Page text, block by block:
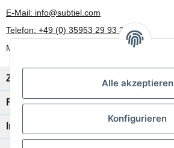
Alle akzeptieren
Konfigurieren
E-Mail: info@subtiel.com
Telefon: +49 (0) 35953 29 93 30
Mo-Fr: 8:00 Uhr - 17:00 Uhr
Zahlung/Versand
Rechtliches
Informationen